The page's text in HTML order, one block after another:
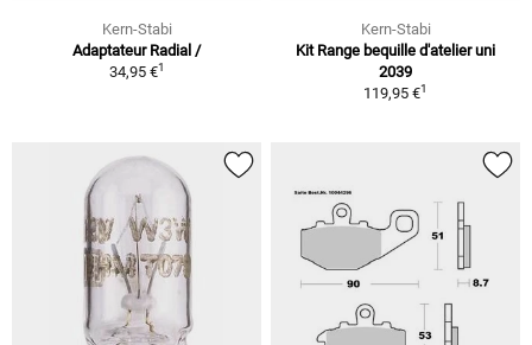
Kern-Stabi
Adaptateur Radial /
34,95 €1
Kern-Stabi
Kit Range bequille d'atelier uni
2039
119,95 €1